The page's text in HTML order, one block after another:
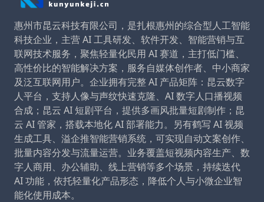
惠州市昆云科技有限公司，是扎根惠州的综合型人工智能
科技企业，主营 AI 工具研发、软件开发、智能营销与互
联网技术服务，聚焦轻量化民用 AI 赛道，主打低门槛、
高性价比的智能解决方案，服务自媒体创作者、中小商家
及泛互联网用户。企业拥有完整 AI 产品矩阵：昆云数字
人平台，支持人像与声纹快速克隆、AI 数字人口播视频
合成；昆云 AI 短剧平台，提供多画风批量短剧制作；昆
云 AI 管家，搭载本地化 AI 部署能力。另有鹤写 AI 视频
生成工具、溢企推智能营销系统，可实现自动文案创作、
批量内容分发与流量运营。业务覆盖短视频内容生产、数
字人商用、办公辅助、线上营销等多个场景，持续迭代
AI 功能，依托轻量化产品形态，降低个人与小微企业智
能化使用成本。